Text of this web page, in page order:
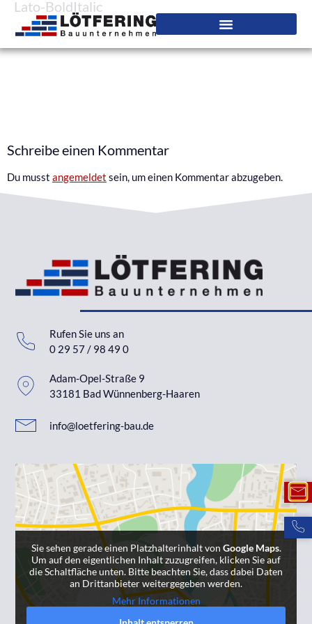
Lato-BoldItalic
Schreibe einen Kommentar
Du musst angemeldet sein, um einen Kommentar abzugeben.
Sie sehen gerade einen Platzhalterinhalt von Google Maps.
Um auf den eigentlichen Inhalt zuzugreifen, klicken Sie auf
die Schaltfläche unten. Bitte beachten Sie, dass dabei Daten
an Drittanbieter weitergegeben werden.
Mehr Informationen
Rufen Sie uns an
0 29 57 / 98 49 0
Adam-Opel-Straße 9
33181 Bad Wünnenberg-Haaren
info@loetfering-bau.de